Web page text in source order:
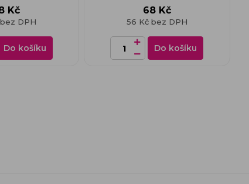
Kč
DPH
Do košíku
68 Kč
56 Kč bez DPH
Do košíku